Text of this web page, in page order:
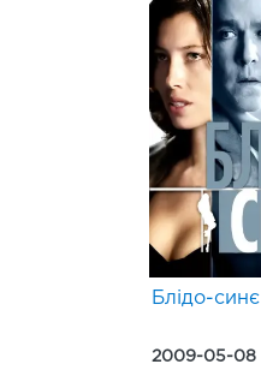
Блідо-синє
2009-05-08